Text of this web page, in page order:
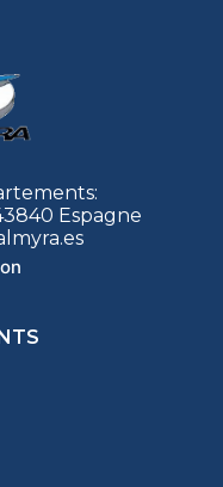
Espagne